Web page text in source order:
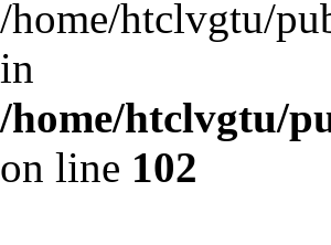
/home/htclvgtu/
in
/home/htclvgtu/
on line 102